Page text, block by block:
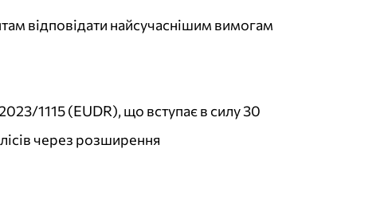
відповідати найсучаснішим вимогам
1115 (EUDR), що вступає в силу 30
через розширення